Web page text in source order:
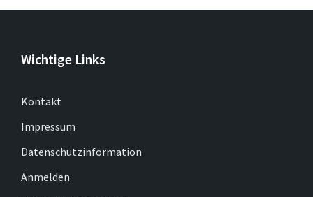
Wichtige Links
Kontakt
Impressum
Datenschutzinformation
Anmelden